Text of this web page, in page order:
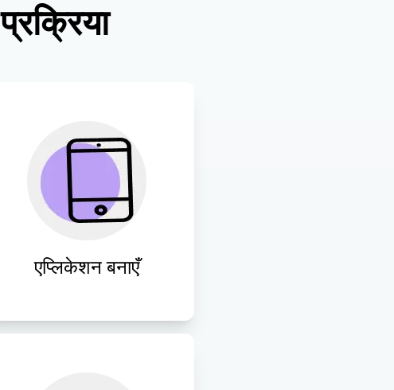
प्रक्रिया
एप्लिकेशन बनाएँ
अवधारणाओं को सहज कार्यक्षमता
और सहज डिज़ाइन के साथ
उपयोगकर्ता-अनुकूल मोबाइल